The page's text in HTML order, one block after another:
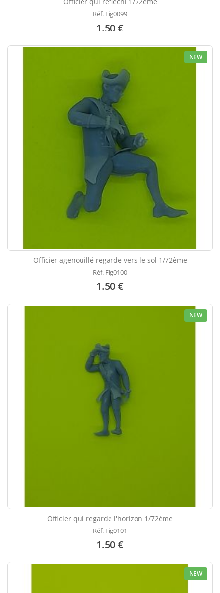
Réf. Fig0099
1.50 €
NEW
Officier agenouillé regarde vers le sol 1/72ème
Réf. Fig0100
1.50 €
NEW
Officier qui regarde l'horizon 1/72ème
Réf. Fig0101
1.50 €
NEW